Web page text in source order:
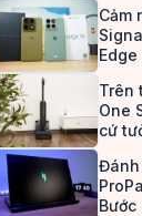
ưu,
dân
Cảm
đầy
Trên
One
cứ
Đánh
Bước